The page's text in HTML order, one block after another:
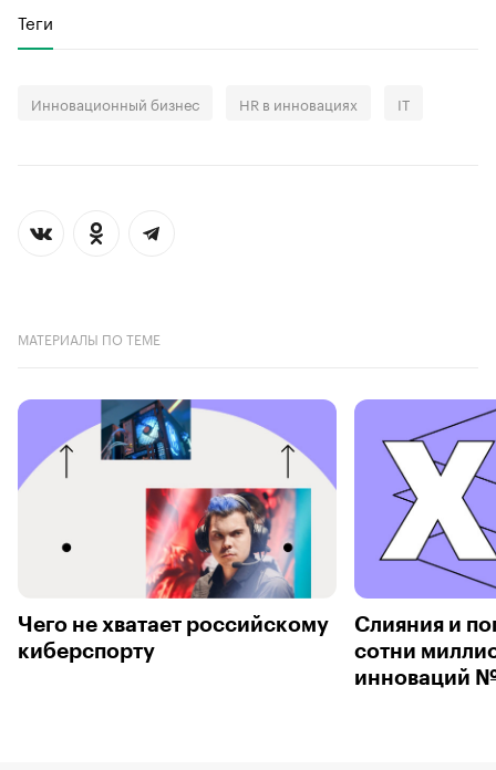
Теги
Инновационный бизнес HR в инновациях IT
МАТЕРИАЛЫ ПО ТЕМЕ
Чего не хватает российскому
киберспорту
Слияния и
сотни
инноваций